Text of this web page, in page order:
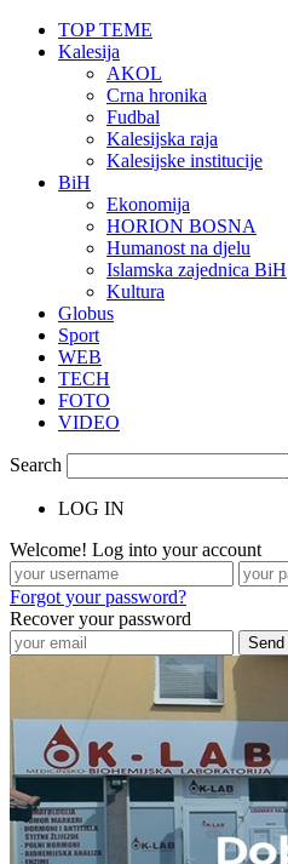
TOP TEME
Kalesija
AKOL
Crna hronika
Fudbal
Kalesijska raja
Kalesijske institucije
BiH
Ekonomija
HORION BOSNA
Humanost na djelu
Islamska zajednica BiH
Kultura
Globus
Sport
WEB
TECH
FOTO
VIDEO
Search
LOG IN
Welcome! Log into your account
Forgot your password?
Recover your password